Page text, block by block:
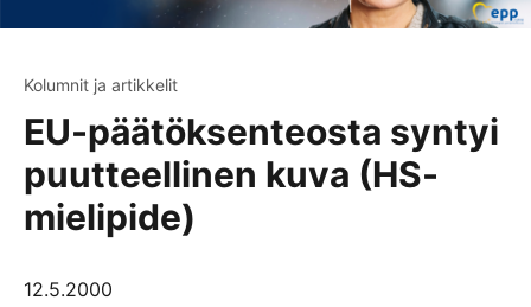
Kolumnit ja artikkelit
EU-päätöksenteosta syntyi
puutteellinen kuva (HS-
mielipide)
12.5.2000